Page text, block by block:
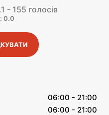
- 155 голосів
0.0
06:00 - 21:00
06:00 - 21:00